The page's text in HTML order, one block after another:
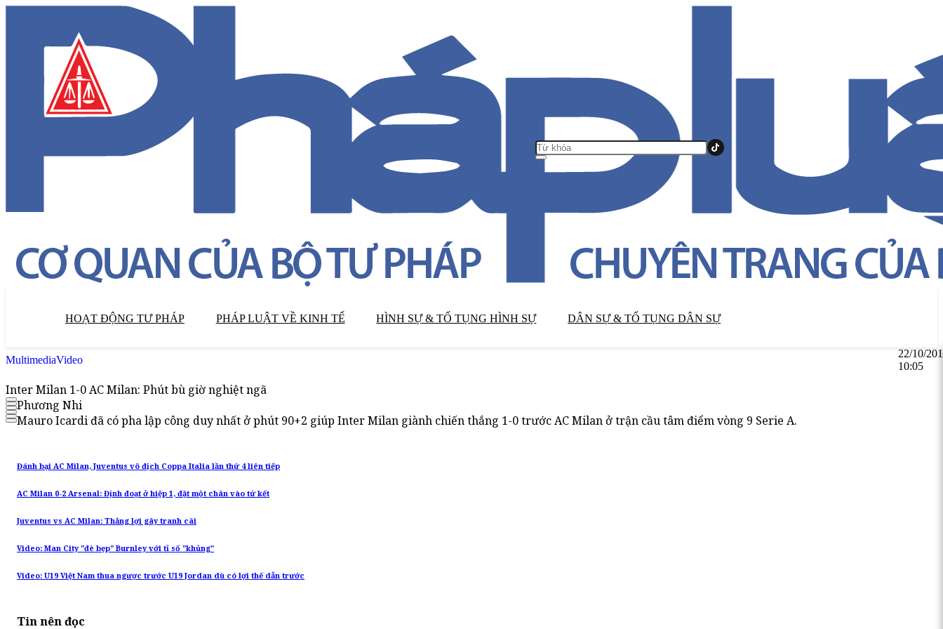
HOẠT ĐỘNG TƯ PHÁP PHÁP LUẬT VỀ KINH TẾ HÌNH SỰ & TỐ TỤNG HÌNH SỰ DÂN SỰ & TỐ TỤNG DÂN SỰ
MultimediaVideo
22/10/
10:05
Inter Milan 1-0 AC Milan: Phút bù giờ nghiệt ngã
Phương Nhi
Mauro Icardi đã có pha lập công duy nhất ở phút 90+2 giúp Inter Milan giành chiến thắng 1-0 trước AC Milan ở trận cầu tâm điểm vòng 9 Serie A.
Đánh bại AC Milan, Juventus vô địch Coppa Italia lần thứ 4 liên tiếp
AC Milan 0-2 Arsenal: Định đoạt ở hiệp 1, đặt một chân vào tứ kết
Juventus vs AC Milan: Thắng lợi gây tranh cãi
Video: Man City "đè bẹp" Burnley với tỉ số "khủng"
Video: U19 Việt Nam thua ngược trước U19 Jordan dù có lợi thế dẫn trước
Tin nên đọc